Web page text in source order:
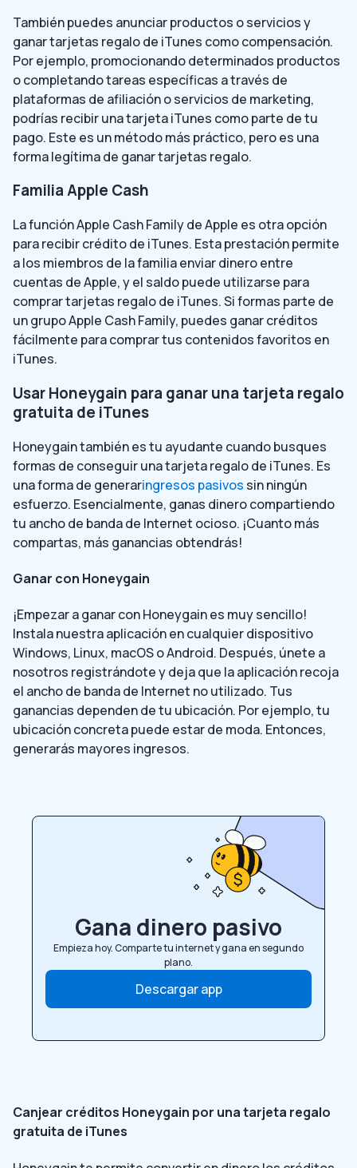
También puedes anunciar productos o servicios y
ganar tarjetas regalo de iTunes como compensación.
Por ejemplo, promocionando determinados productos
o completando tareas específicas a través de
plataformas de afiliación o servicios de marketing,
podrías recibir una tarjeta iTunes como parte de tu
pago. Este es un método más práctico, pero es una
forma legítima de ganar tarjetas regalo.
Familia Apple Cash
La función Apple Cash Family de Apple es otra opción
para recibir crédito de iTunes. Esta prestación permite
a los miembros de la familia enviar dinero entre
cuentas de Apple, y el saldo puede utilizarse para
comprar tarjetas regalo de iTunes. Si formas parte de
un grupo Apple Cash Family, puedes ganar créditos
fácilmente para comprar tus contenidos favoritos en
iTunes.
Usar Honeygain para ganar una tarjeta regalo
gratuita de iTunes
Honeygain también es tu ayudante cuando busques
formas de conseguir una tarjeta regalo de iTunes. Es
una forma de generaringresos pasivos sin ningún
esfuerzo. Esencialmente, ganas dinero compartiendo
tu ancho de banda de Internet ocioso. ¡Cuanto más
compartas, más ganancias obtendrás!
Ganar con Honeygain
¡Empezar a ganar con Honeygain es muy sencillo!
Instala nuestra aplicación en cualquier dispositivo
Windows, Linux, macOS o Android. Después, únete a
nosotros registrándote y deja que la aplicación recoja
el ancho de banda de Internet no utilizado. Tus
ganancias dependen de tu ubicación. Por ejemplo, tu
ubicación concreta puede estar de moda. Entonces,
generarás mayores ingresos.
Gana dinero pasivo
Empieza hoy. Comparte tu internet y gana en segundo
plano.
Descargar app
Canjear créditos Honeygain por una tarjeta regalo
gratuita de iTunes